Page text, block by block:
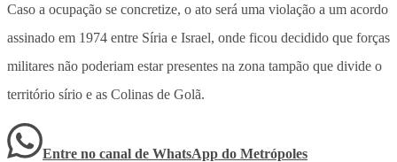
Caso a ocupação se concretize, o ato será uma violação a um acordo
assinado em 1974 entre Síria e Israel, onde ficou decidido que forças
militares não poderiam estar presentes na zona tampão que divide o
território sírio e as Colinas de Golã.
Entre no canal de WhatsApp do Metrópoles